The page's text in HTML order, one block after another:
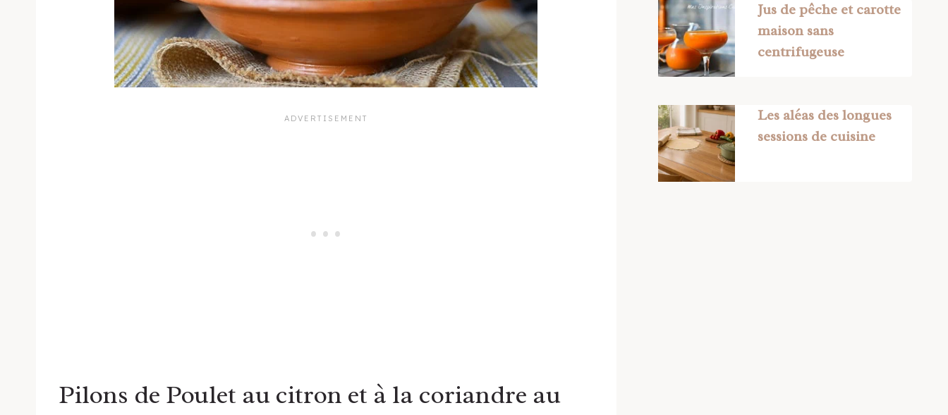
Pilons de Poulet au citron et à la coriandre au
Jus de pêche et carotte
maison sans
centrifugeuse
Les aléas des longues
sessions de cuisine